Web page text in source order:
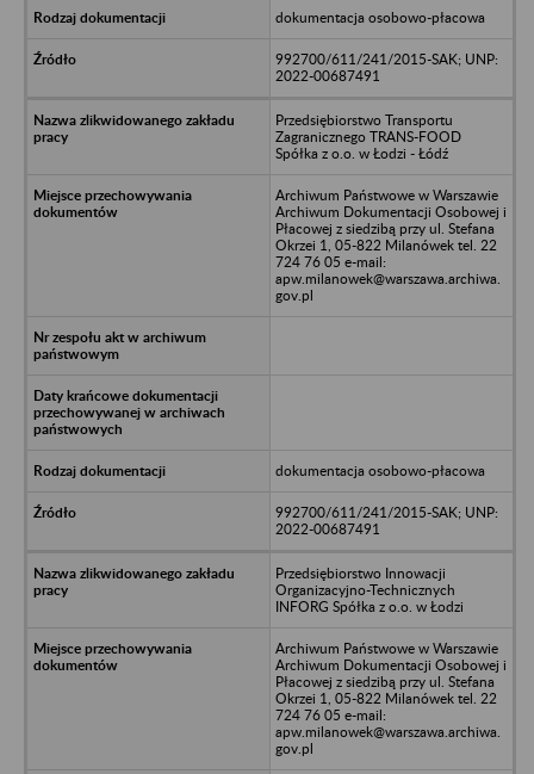
dokumentacja osobowo-płacowa
992700/611/241/2015-SAK; UNP:
2022-00687491
Przedsiębiorstwo Transportu
Zagranicznego TRANS-FOOD
Spółka z o.o. w Łodzi - Łódź
Archiwum Państwowe w Warszawie
Archiwum Dokumentacji Osobowej i
Płacowej z siedzibą przy ul. Stefana
Okrzei 1, 05-822 Milanówek tel. 22
724 76 05 e-mail:
apw.milanowek@warszawa.archiwa.
gov.pl
dokumentacja osobowo-płacowa
992700/611/241/2015-SAK; UNP:
2022-00687491
Przedsiębiorstwo Innowacji
Organizacyjno-Technicznych
INFORG Spółka z o.o. w Łodzi
Archiwum Państwowe w Warszawie
Archiwum Dokumentacji Osobowej i
Płacowej z siedzibą przy ul. Stefana
Okrzei 1, 05-822 Milanówek tel. 22
724 76 05 e-mail:
apw.milanowek@warszawa.archiwa.
gov.pl